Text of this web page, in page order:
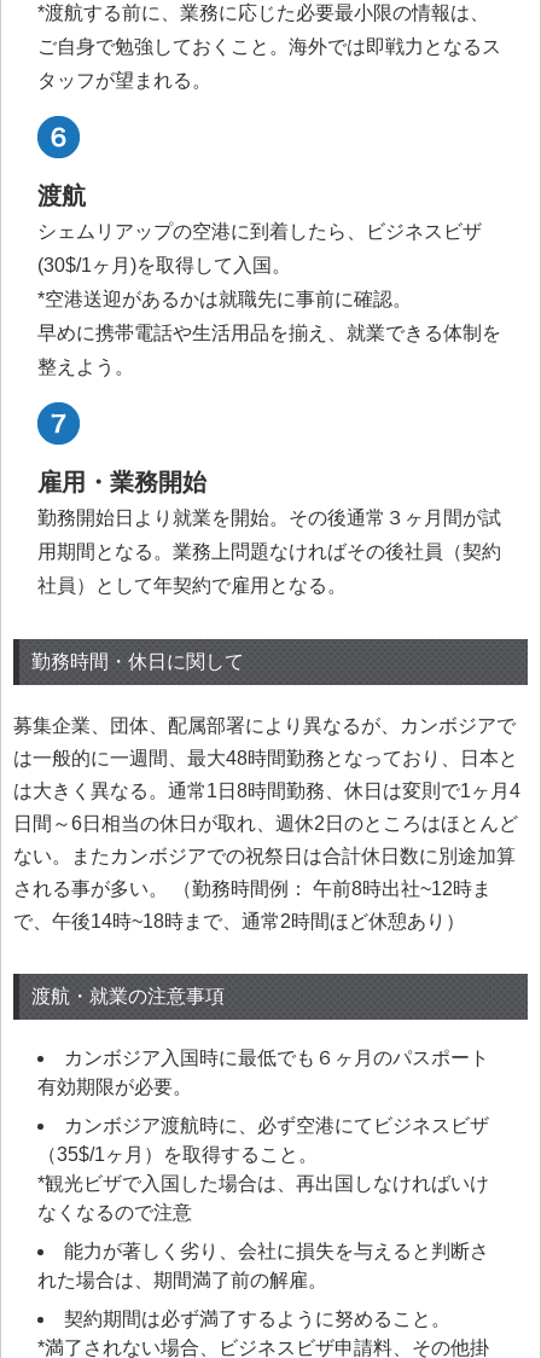
*渡航する前に、業務に応じた必要最小限の情報は、
ご自身で勉強しておくこと。海外では即戦力となるス
タッフが望まれる。
渡航
シェムリアップの空港に到着したら、ビジネスビザ
(30$/1ヶ月)を取得して入国。
*空港送迎があるかは就職先に事前に確認。
早めに携帯電話や生活用品を揃え、就業できる体制を
整えよう。
雇用・業務開始
勤務開始日より就業を開始。その後通常３ヶ月間が試
用期間となる。業務上問題なければその後社員（契約
社員）として年契約で雇用となる。
勤務時間・休日に関して
募集企業、団体、配属部署により異なるが、カンボジアで
は一般的に一週間、最大48時間勤務となっており、日本と
は大きく異なる。通常1日8時間勤務、休日は変則で1ヶ月4
日間～6日相当の休日が取れ、週休2日のところはほとんど
ない。またカンボジアでの祝祭日は合計休日数に別途加算
される事が多い。 （勤務時間例： 午前8時出社~12時ま
で、午後14時~18時まで、通常2時間ほど休憩あり）
渡航・就業の注意事項
カンボジア入国時に最低でも６ヶ月のパスポート
有効期限が必要。
カンボジア渡航時に、必ず空港にてビジネスビザ
（35$/1ヶ月）を取得すること。
*観光ビザで入国した場合は、再出国しなければいけ
なくなるので注意
能力が著しく劣り、会社に損失を与えると判断さ
れた場合は、期間満了前の解雇。
契約期間は必ず満了するように努めること。
*満了されない場合、ビジネスビザ申請料、その他掛